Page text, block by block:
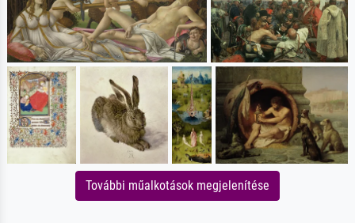
További műalkotások megjelenítése